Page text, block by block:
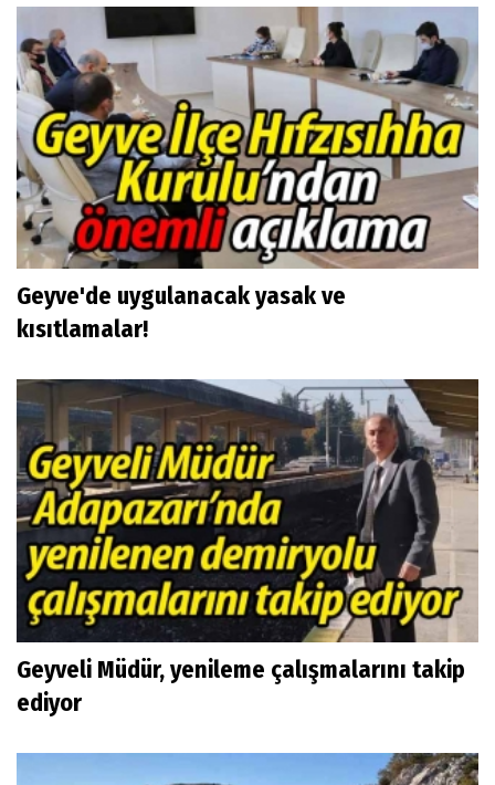
Geyve'de uygulanacak yasak ve
kısıtlamalar!
Geyveli Müdür, yenileme çalışmalarını takip
ediyor